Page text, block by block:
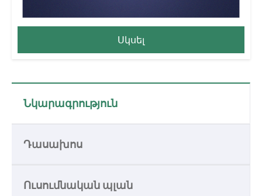
Նկարագրություն
Դասախոս
Ուսումնական պլան
Սկսել